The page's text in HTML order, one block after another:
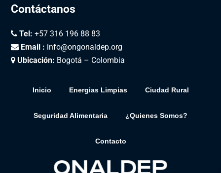
Contáctanos
Tel: +57 316 196 88 83
Email : info@ongonaldep.org
Ubicación: Bogotá – Colombia
Inicio Energias Limpias Ciudad Rural
Seguridad Alimentaria ¿Quienes Somos?
Contacto